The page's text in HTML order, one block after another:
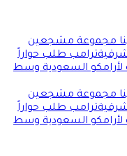
مجموعة مشجعين
ترامب طلب حواراً
لأرامكو السعودية وسط
مجموعة مشجعين
ترامب طلب حواراً
لأرامكو السعودية وسط